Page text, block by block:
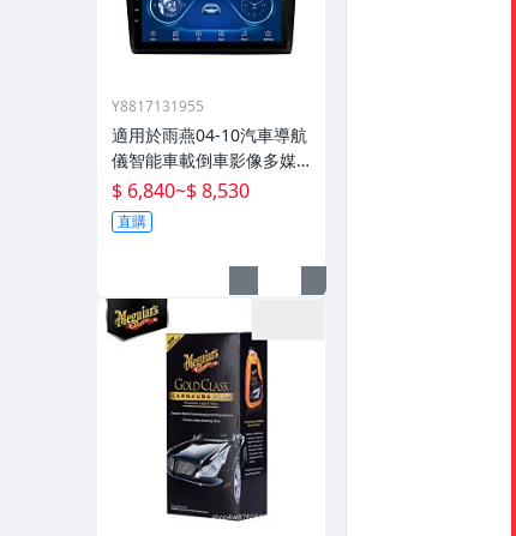
Y8817131955
適用於雨燕04-10汽車導航
儀智能車載倒車影像多媒
體一體機
$ 6,840~$ 8,530
直購